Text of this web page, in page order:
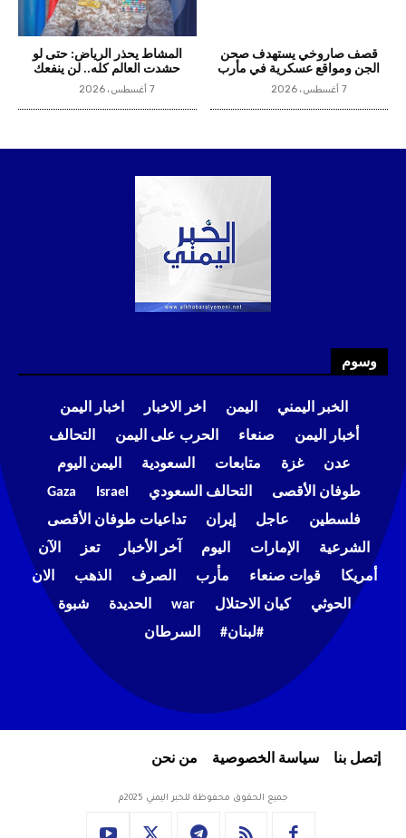
وسوم
الخبر اليمني اليمن اخر الاخبار
اخبار اليمن
أخبار اليمن
صنعاء الحرب على اليمن
التحالف
عدن
غزة متابعات السعودية
اليمن اليوم
طوفان الأقصى
التحالف السعودي Israel
Gaza
فلسطين
عاجل إيران
تداعيات طوفان الأقصى
الشرعية
الإمارات اليوم آخر الأخبار تعز
الآن
أمريكا
قوات صنعاء مأرب الصرف الذهب
الان
الحوثي
كيان الاحتلال war الحديدة
شبوة
#لبنان#
السرطان
إتصل بنا سياسة الخصوصية من نحن
جميع الحقوق محفوظة للخبر اليمني 2025م